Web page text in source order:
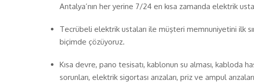
Antalya’nın her yerine 7/24 en kısa zamanda elektrik
Tecrübeli elektrik ustaları ile müşteri memnuniyetini ilk
biçimde çözüyoruz.
Kısa devre, pano tesisatı, kablonun su alması, kabloda
sorunları, elektrik sigortası arızaları, priz ve ampul